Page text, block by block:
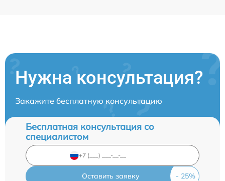
Нужна консультация?
Закажите бесплатную консультацию
Бесплатная консультация со
специалистом
Оставить заявку